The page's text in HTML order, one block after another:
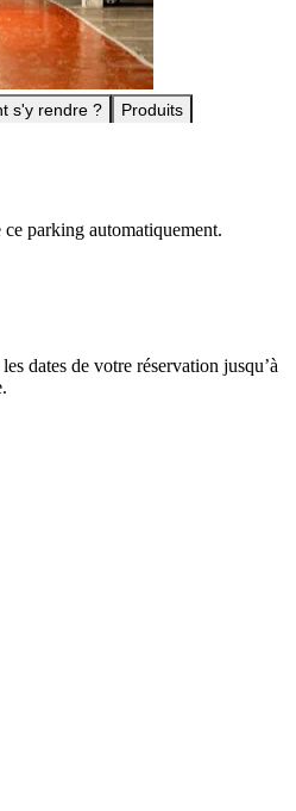
s'y rendre ? Produits
parking automatiquement.
dates de votre réservation jusqu’à